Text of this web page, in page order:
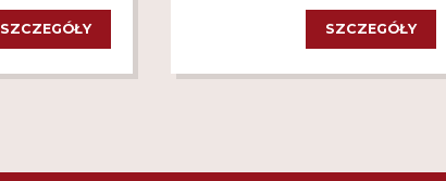
SZCZEGÓŁY SZCZEGÓŁY